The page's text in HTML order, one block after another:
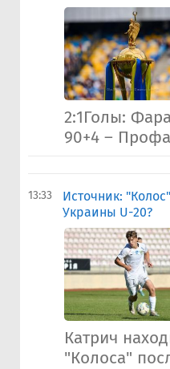
2:1Голы:
90+4 –
13:33
Источник:
Украины U-20?
Катрич
"Колоса"